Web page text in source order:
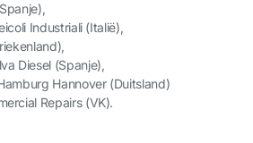
Industriali (Italië),
Diesel (Spanje),
Hannover (Duitsland)
Repairs (VK).